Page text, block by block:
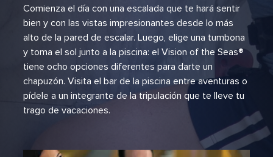
Comienza el día con una escalada que te hará sentir
bien y con las vistas impresionantes desde lo más
alto de la pared de escalar. Luego, elige una tumbona
y toma el sol junto a la piscina: el Vision of the Seas®
tiene ocho opciones diferentes para darte un
chapuzón. Visita el bar de la piscina entre aventuras o
pídele a un integrante de la tripulación que te lleve tu
trago de vacaciones.